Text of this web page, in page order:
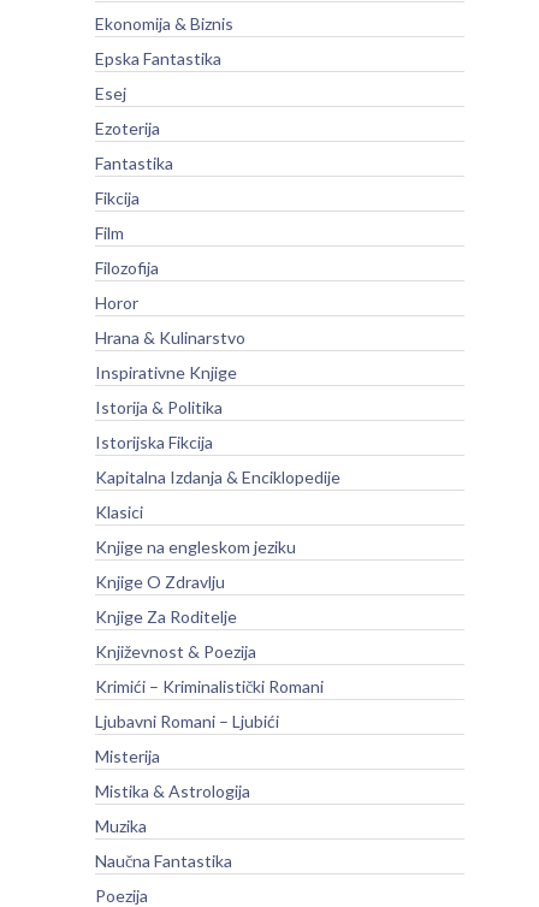
Ekonomija & Biznis
Epska Fantastika
Esej
Ezoterija
Fantastika
Fikcija
Film
Filozofija
Horor
Hrana & Kulinarstvo
Inspirativne Knjige
Istorija & Politika
Istorijska Fikcija
Kapitalna Izdanja & Enciklopedije
Klasici
Knjige na engleskom jeziku
Knjige O Zdravlju
Knjige Za Roditelje
Književnost & Poezija
Krimići – Kriminalistički Romani
Ljubavni Romani – Ljubići
Misterija
Mistika & Astrologija
Muzika
Naučna Fantastika
Poezija